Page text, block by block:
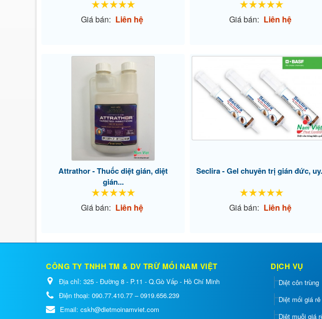
Giá bán: Liên hệ Giá bán: Liên hệ
Attrathor - Thuốc diệt gián, diệt
gián...
Giá bán: Liên hệ
Seclira - Gel chuyên trị gián đức,
Giá bán: Liên hệ
CÔNG TY TNHH TM & DV TRỪ MỐI NAM VIỆT
Địa chỉ: 325 - Đường 8 - P.11 - Q.Gò Vấp - Hồ Chí Minh
Điện thoại: 090.77.410.77 – 0919.656.239
Email: cskh@dietmoinamviet.com
DỊCH VỤ
Diệt côn trùng
Diệt mối giá rẻ
Diệt muỗi giá